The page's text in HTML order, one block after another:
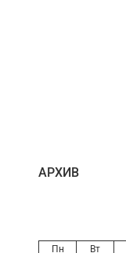
AРХИВ
Пн Вт